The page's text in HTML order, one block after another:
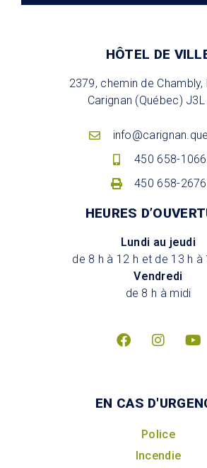
HÔTEL DE
2379, chemin de Chambly,
Carignan (Québec)
450 658-1066
450 658-2676
HEURES
Lundi au jeudi
de 8 h à 12 h et de 13 h à
Vendredi
de 8 h à midi
EN CAS
Police
Incendie